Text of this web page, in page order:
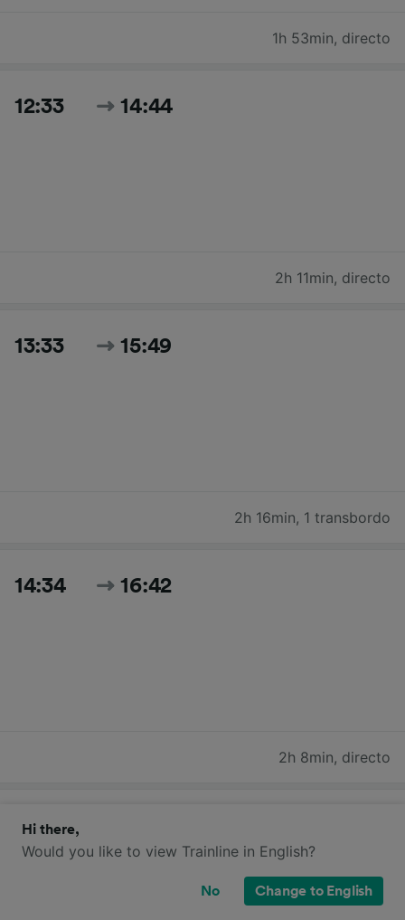
1h 53min, directo
12:33 14:44
2h 11min, directo
13:33 15:49
2h 16min, 1 transbordo
14:34 16:42
2h 8min, directo
14:36
Hi there,
Would you like to view Trainline in English?
No Change to English